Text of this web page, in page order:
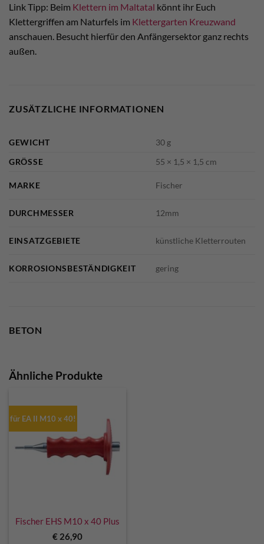
Link Tipp: Beim Klettern im Maltatal könnt ihr Euch
Klettergriffen am Naturfels im Klettergarten Kreuzwand
anschauen. Besucht hierfür den Anfängersektor ganz rechts
außen.
ZUSÄTZLICHE INFORMATIONEN
GEWICHT
30 g
GRÖSSE
55 × 1,5 × 1,5 cm
MARKE Fischer
DURCHMESSER 12mm
EINSATZGEBIETE künstliche Kletterrouten
KORROSIONSBESTÄNDIGKEIT gering
BETON
Ähnliche Produkte
für EA II M10 x 40!
Fischer EHS M10 x 40 Plus
€ 26,90